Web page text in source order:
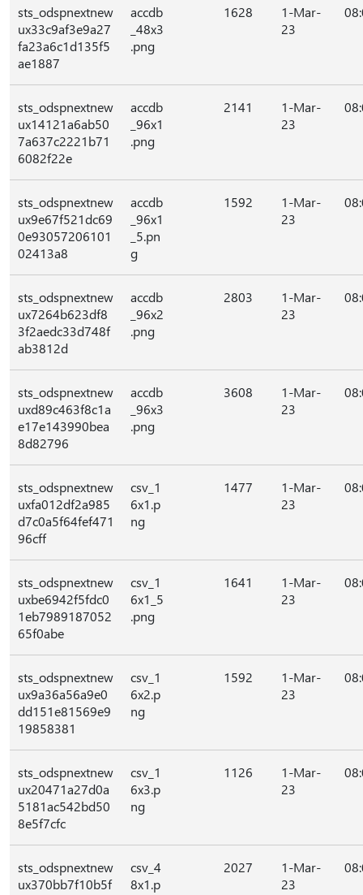
sts_odspnextnew
ux33c9af3e9a27
fa23a6c1d135f5
ae1887
accdb
_48x3
.png
1628
1-Mar-
23
sts_odspnextnew
ux14121a6ab50
7a637c2221b71
6082f22e
accdb
_96x1
.png
2141
1-Mar-
23
sts_odspnextnew
ux9e67f521dc69
0e93057206101
02413a8
accdb
_96x1
_5.pn
g
1592
1-Mar-
23
sts_odspnextnew
ux7264b623df8
3f2aedc33d748f
ab3812d
accdb
_96x2
.png
2803
1-Mar-
23
sts_odspnextnew
uxd89c463f8c1a
e17e143990bea
8d82796
accdb
_96x3
.png
3608
1-Mar-
23
sts_odspnextnew
uxfa012df2a985
d7c0a5f64fef471
96cff
csv_1
6x1.p
ng
1477
1-Mar-
23
sts_odspnextnew
uxbe6942f5fdc0
1eb7989187052
65f0abe
csv_1
6x1_5
.png
1641
1-Mar-
23
sts_odspnextnew
ux9a36a56a9e0
dd151e81569e9
19858381
csv_1
6x2.p
ng
1592
1-Mar-
23
sts_odspnextnew
ux20471a27d0a
5181ac542bd50
8e5f7cfc
csv_1
6x3.p
ng
1126
1-Mar-
23
sts_odspnextnew
ux370bb7f10b5f
csv_4
8x1.p
2027
1-Mar-
23